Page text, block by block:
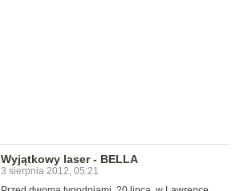
Wyjątkowy laser - BELLA
3 sierpnia 2012, 05:21